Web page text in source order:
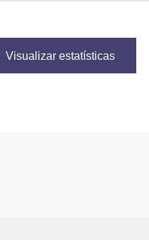
Visualizar estatísticas